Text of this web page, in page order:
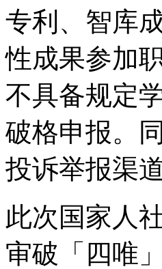
专利、智库
性成果参加
不具备规定
破格申报。
投诉举报渠
此次国家人
审破「四唯